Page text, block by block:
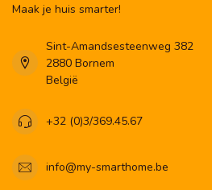
Maak je huis smarter!
Sint-Amandsesteenweg 382
2880 Bornem
België
+32 (0)3/369.45.67
info@my-smarthome.be